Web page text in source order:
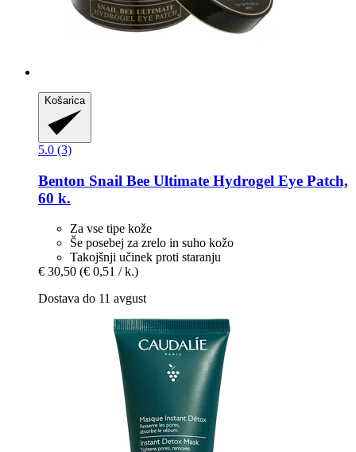
Košarica
5.0 (3)
Benton Snail Bee Ultimate Hydrogel Eye Patch,
60 k.
Za vse tipe kože
Še posebej za zrelo in suho kožo
Takojšnji učinek proti staranju
€ 30,50 (€ 0,51 / k.)
Dostava do 11 avgust